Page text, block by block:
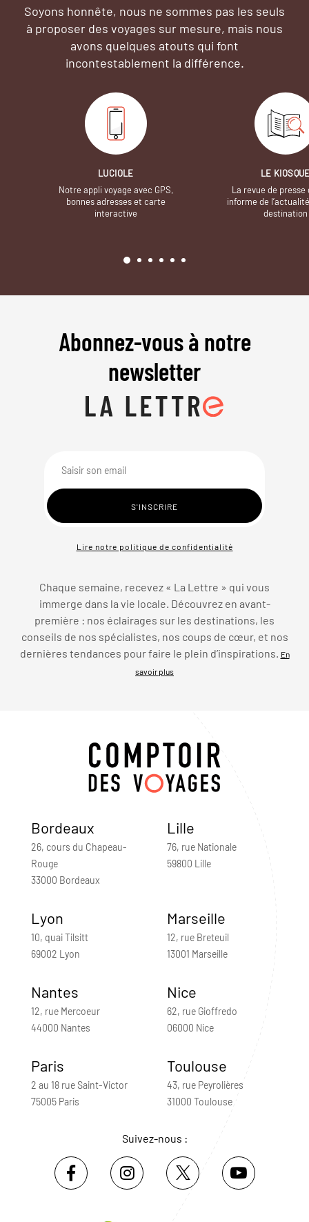
Soyons honnête, nous ne sommes pas les seuls
à proposer des voyages sur mesure, mais nous
avons quelques atouts qui font
incontestablement la différence.
LUCIOLE
Notre appli voyage avec GPS,
bonnes adresses et carte
interactive
LE
La revue de presse
informe de
destination
Abonnez-vous à notre
newsletter
Lire notre politique de confidentialité
Chaque semaine, recevez « La Lettre » qui vous
immerge dans la vie locale. Découvrez en avant-
première : nos éclairages sur les destinations, les
conseils de nos spécialistes, nos coups de cœur, et nos
dernières tendances pour faire le plein d’inspirations. En
savoir plus
Bordeaux
26, cours du Chapeau-
Rouge
33000 Bordeaux
Lille
76, rue Nationale
59800 Lille
Lyon
10, quai Tilsitt
69002 Lyon
Marseille
12, rue Breteuil
13001 Marseille
Nantes
12, rue Mercoeur
44000 Nantes
Nice
62, rue Gioffredo
06000 Nice
Paris
2 au 18 rue Saint-Victor
75005 Paris
Toulouse
43, rue Peyrolières
31000 Toulouse
Suivez-nous :